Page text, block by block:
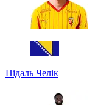
Нідаль Челік